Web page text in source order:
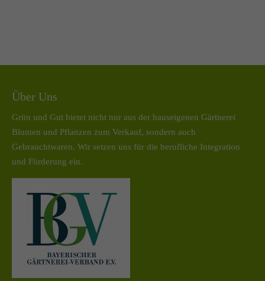
Über Uns
Grün und Gut bietet nicht nur aus der hauseigenen Gärtnerei
Blumen und Pflanzen zum Verkauf, sondern auch
Gebrauchtwaren. Wir setzen uns für die berufliche Integration
und Förderung ein.